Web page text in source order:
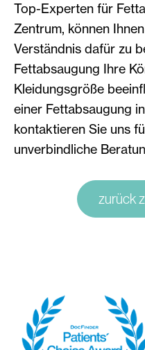
Top-Experten für
Zentrum, können
Verständnis dafür zu
Fettabsaugung Ihre
Kleidungsgröße
einer Fettabsaugung
kontaktieren Sie uns
unverbindliche
zurück